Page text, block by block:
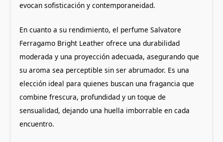
evocan sofisticación y contemporaneidad.
En cuanto a su rendimiento, el perfume Salvatore
Ferragamo Bright Leather ofrece una durabilidad
moderada y una proyección adecuada, asegurando que
su aroma sea perceptible sin ser abrumador. Es una
elección ideal para quienes buscan una fragancia que
combine frescura, profundidad y un toque de
sensualidad, dejando una huella imborrable en cada
encuentro.